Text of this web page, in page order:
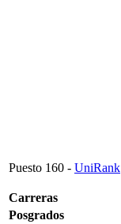
Puesto 160 - UniRank
Carreras
Posgrados